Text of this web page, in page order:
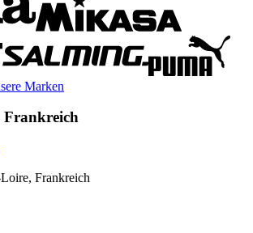
Marken
Frankreich
Frankreich